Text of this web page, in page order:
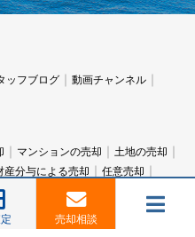
ッフブログ
動画チャンネル
マンションの売却
土地の売却
産分与による売却
任意売却
）
女性のための不動産売却
横浜市西区の不動産売却
谷区の不動産売却
売却相談